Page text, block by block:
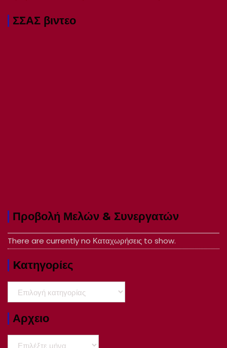
ΣΣΑΣ βιντεο
Προβολή Μελών & Συνεργατών
There are currently no Καταχωρήσεις to show.
Kατηγορίες
Αρχειο